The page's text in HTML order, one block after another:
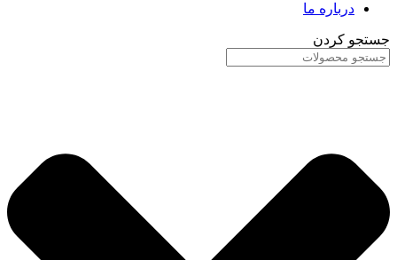
درباره ما
جستجو کردن